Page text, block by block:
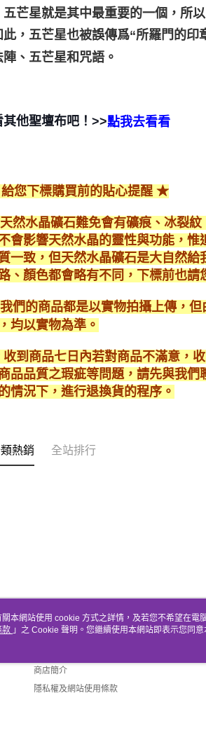
五芒星就是其中最重要的一個，所
此，五芒星也被誤傳爲“所羅門的
陣、五芒星和咒語。
其他聖壇布吧！>>點我去看看
您下標購買前的貼心提醒 ★
然水晶礦石難免會有礦痕、冰裂
會影響天然水晶的靈性與功能，
一致，但天然水晶礦石是大自然
、顏色都會略有不同，下標前也請
們的商品都是以實物拍攝上傳，
均以實物為準。
收到商品七日內若對商品不滿意，
品品質之瑕疵等問題，請先與我
情況下，進行退換貨的程序。
熱銷 全站排行
關於我們
商店簡介
隱私權及網站使用條款
本網站使用 cookie 方式之詳情，及若您不希望在電
款 」之 Cookie 聲明。您繼續使用本網站即表示您同